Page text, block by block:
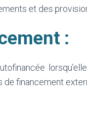
et des
:
de financement